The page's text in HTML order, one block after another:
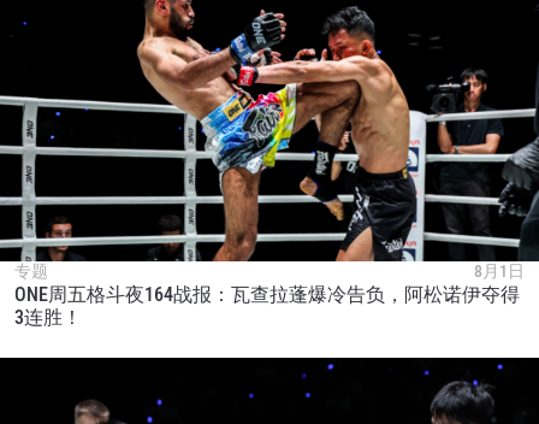
专题 8月1日
ONE周五格斗夜164战报：瓦查拉蓬爆冷告负，阿松诺伊夺得
3连胜！